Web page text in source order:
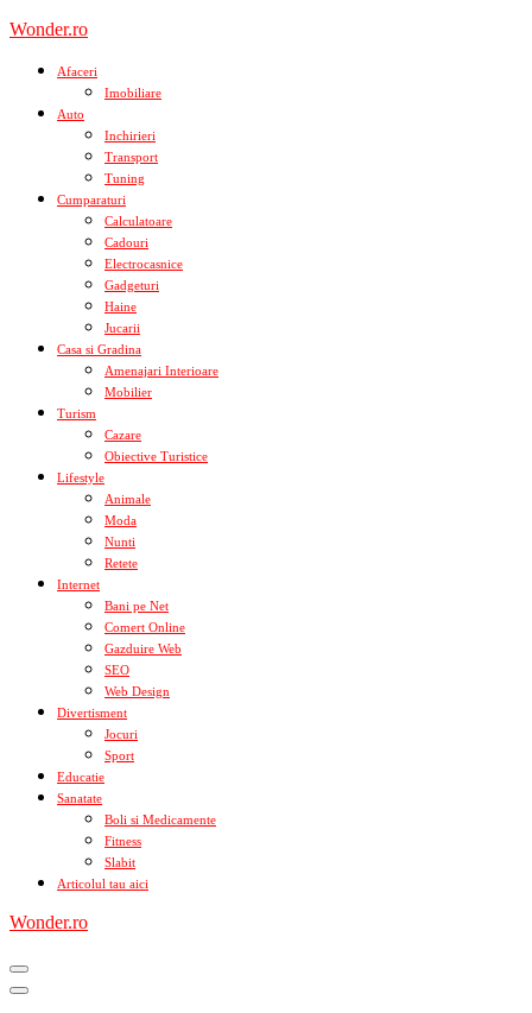
Skip
content
Wonder.ro
Afaceri
Imobiliare
Auto
Inchirieri
Transport
Tuning
Cumparaturi
Calculatoare
Cadouri
Electrocasnice
Gadgeturi
Haine
Jucarii
Casa si Gradina
Amenajari Interioare
Mobilier
Turism
Cazare
Obiective Turistice
Lifestyle
Animale
Moda
Nunti
Retete
Internet
Bani pe Net
Comert Online
Gazduire Web
SEO
Web Design
Divertisment
Jocuri
Sport
Educatie
Sanatate
Boli si Medicamente
Fitness
Slabit
Articolul tau aici
Wonder.ro